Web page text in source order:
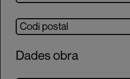
Dades obra